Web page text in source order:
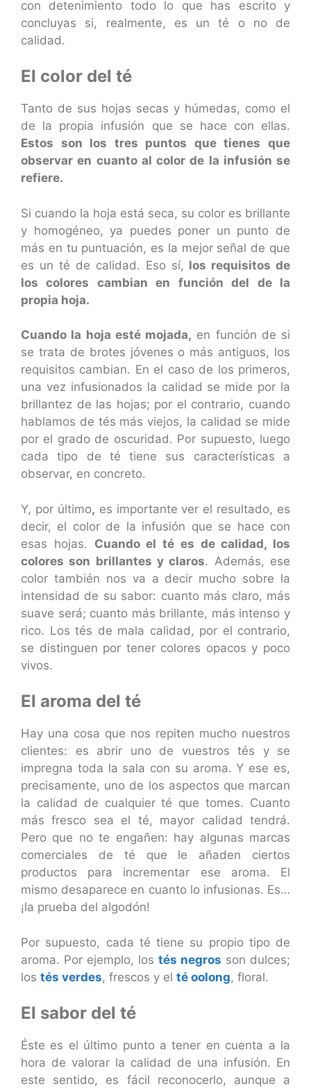
con detenimiento todo lo que has escrito y
concluyas si, realmente, es un té o no de
calidad.
El color del té
Tanto de sus hojas secas y húmedas, como el
de la propia infusión que se hace con ellas.
Estos son los tres puntos que tienes que
observar en cuanto al color de la infusión se
refiere.
Si cuando la hoja está seca, su color es brillante
y homogéneo, ya puedes poner un punto de
más en tu puntuación, es la mejor señal de que
es un té de calidad. Eso sí, los requisitos de
los colores cambian en función del de la
propia hoja.
Cuando la hoja esté mojada, en función de si
se trata de brotes jóvenes o más antiguos, los
requisitos cambian. En el caso de los primeros,
una vez infusionados la calidad se mide por la
brillantez de las hojas; por el contrario, cuando
hablamos de tés más viejos, la calidad se mide
por el grado de oscuridad. Por supuesto, luego
cada tipo de té tiene sus características a
observar, en concreto.
Y, por último, es importante ver el resultado, es
decir, el color de la infusión que se hace con
esas hojas. Cuando el té es de calidad, los
colores son brillantes y claros. Además, ese
color también nos va a decir mucho sobre la
intensidad de su sabor: cuanto más claro, más
suave será; cuanto más brillante, más intenso y
rico. Los tés de mala calidad, por el contrario,
se distinguen por tener colores opacos y poco
vivos.
El aroma del té
Hay una cosa que nos repiten mucho nuestros
clientes: es abrir uno de vuestros tés y se
impregna toda la sala con su aroma. Y ese es,
precisamente, uno de los aspectos que marcan
la calidad de cualquier té que tomes. Cuanto
más fresco sea el té, mayor calidad tendrá.
Pero que no te engañen: hay algunas marcas
comerciales de té que le añaden ciertos
productos para incrementar ese aroma. El
mismo desaparece en cuanto lo infusionas. Es…
¡la prueba del algodón!
Por supuesto, cada té tiene su propio tipo de
aroma. Por ejemplo, los tés negros son dulces;
los tés verdes, frescos y el té oolong, floral.
El sabor del té
Éste es el último punto a tener en cuenta a la
hora de valorar la calidad de una infusión. En
este sentido, es fácil reconocerlo, aunque a